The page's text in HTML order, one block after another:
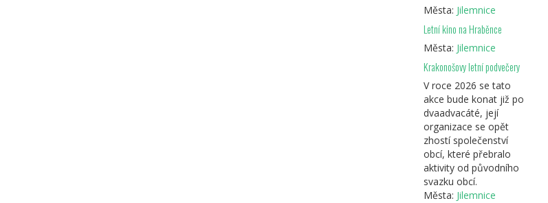
Města: Jilemnice
Letní kino na Hraběnce
Města: Jilemnice
Krakonošovy letní podvečery
V roce 2026 se tato
akce bude konat již po
dvaadvacáté, její
organizace se opět
zhostí společenství
obcí, které přebralo
aktivity od původního
svazku obcí.
Města: Jilemnice